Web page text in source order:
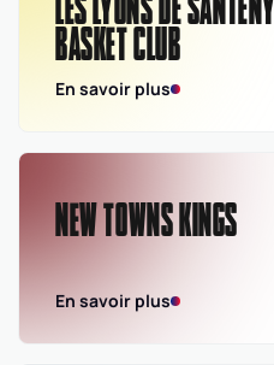
BASKET CLUB
En savoir plus
NEW TOWNS KINGS
En savoir plus